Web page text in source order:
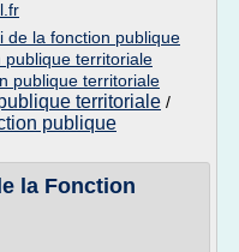
de la fonction publique
territoriale
publique territoriale
territoriale /
publique
la Fonction